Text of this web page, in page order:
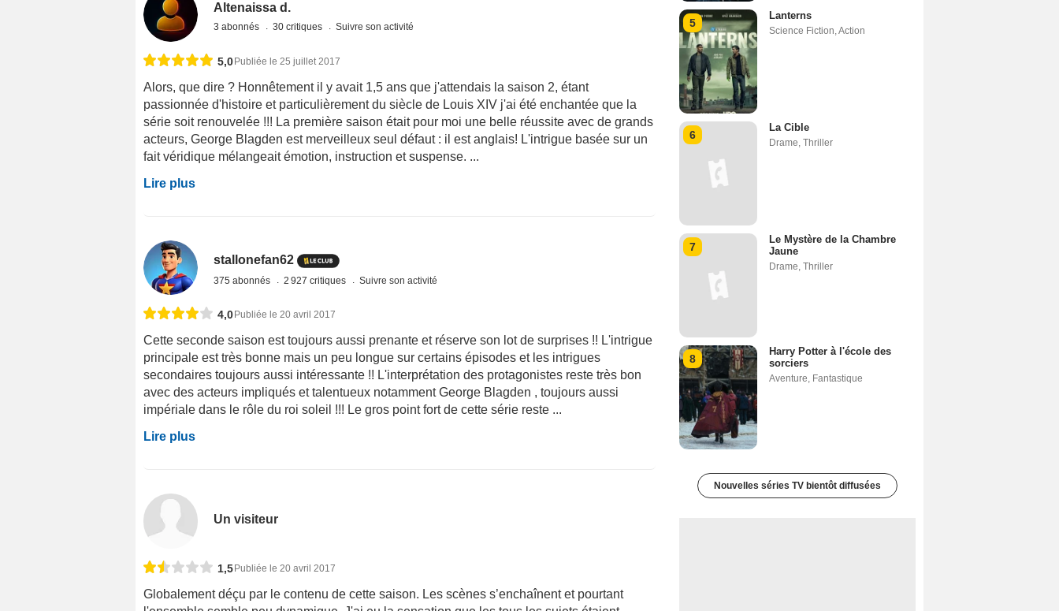
Altenaissa d.
3 abonnés 30 critiques Suivre son activité
5,0 Publiée le 25 juillet 2017
Alors, que dire ? Honnêtement il y avait 1,5 ans que j'attendais la saison 2, étant
passionnée d'histoire et particulièrement du siècle de Louis XIV j'ai été enchantée que la
série soit renouvelée !!! La première saison était pour moi une belle réussite avec de grands
acteurs, George Blagden est merveilleux seul défaut : il est anglais! L'intrigue basée sur un
fait véridique mélangeait émotion, instruction et suspense. ...
Lire plus
stallonefan62
375 abonnés 2 927 critiques Suivre son activité
4,0 Publiée le 20 avril 2017
Cette seconde saison est toujours aussi prenante et réserve son lot de surprises !! L'intrigue
principale est très bonne mais un peu longue sur certains épisodes et les intrigues
secondaires toujours aussi intéressante !! L'interprétation des protagonistes reste très bon
avec des acteurs impliqués et talentueux notamment George Blagden , toujours aussi
impériale dans le rôle du roi soleil !!! Le gros point fort de cette série reste ...
Lire plus
Un visiteur
1,5Publiée le 20 avril 2017
Globalement déçu par le contenu de cette saison. Les scènes s’enchaînent et pourtant
5
Lanterns
Science Fiction Action
6
La Cible
Drame Thriller
7
Le Mystère de la Chambre
Jaune
Drame Thriller
8
Harry Potter à l'école des
sorciers
Aventure Fantastique
Nouvelles séries TV bientôt diffusées